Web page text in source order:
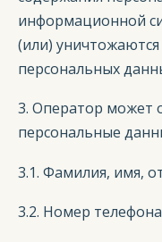
информационной
(или)
персональных
3. Оператор может
персональные
3.1. Фамилия, имя,
3.2. Номер